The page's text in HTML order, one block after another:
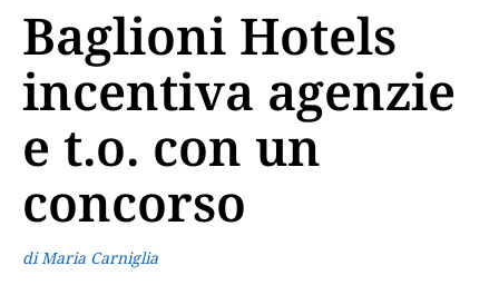
Baglioni Hotels
incentiva agenzie
e t.o. con un
concorso
di Maria Carniglia